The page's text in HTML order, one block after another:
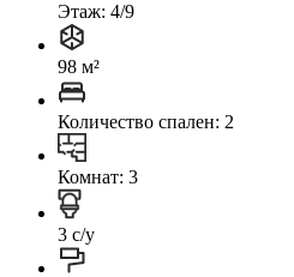
Этаж: 4/9
98 м²
Количество спален: 2
Комнат: 3
3 с/у